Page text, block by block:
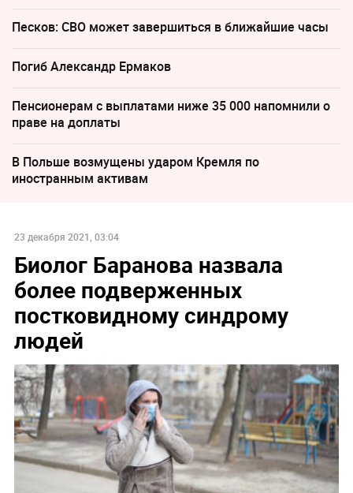
Песков: СВО может завершиться в ближайшие часы
Погиб Александр Ермаков
Пенсионерам с выплатами ниже 35 000 напомнили о
праве на доплаты
В Польше возмущены ударом Кремля по
иностранным активам
23 декабря 2021, 03:04
Биолог Баранова назвала
более подверженных
постковидному синдрому
людей